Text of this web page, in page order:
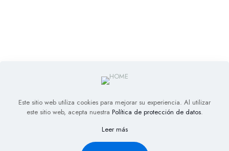
Este sitio web utiliza cookies para mejorar su experiencia. Al utilizar
este sitio web, acepta nuestra Política de protección de datos.
Leer más